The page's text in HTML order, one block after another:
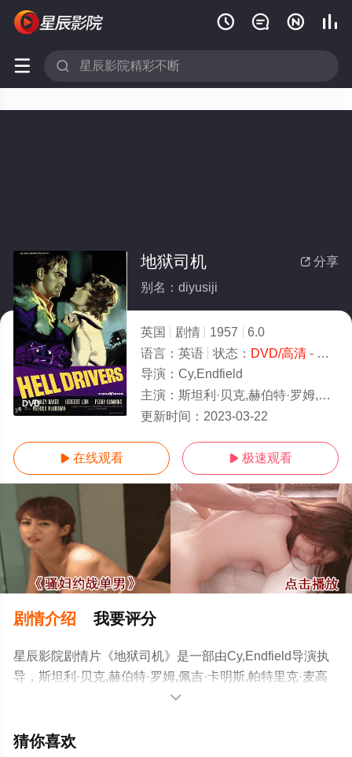
   
 
DVD
 分享
地狱司机
别名：diyusiji
英国 剧情 1957
6.0
语言： 英语 状态： DVD/高清- 免费在线观看
导演： Cy,Endfield
主演： 斯坦利·贝克,赫伯特·罗姆,佩吉·卡明斯,帕特里克·麦高汉,威廉·哈特奈尔,威尔弗里德·劳森
更新时间： 2023-03-22
 在线观看  极速观看
剧情介绍 我要评分
星辰影院剧情片《地狱司机》是一部由Cy,Endfield导演执
导，斯坦利·贝克,赫伯特·罗姆,佩吉·卡明斯,帕特里克·麦高
汉,威廉·哈特奈尔,威尔弗里德·劳森等演员精彩演绎的英国
影视，更多相关信息可移步至豆瓣电影、电视猫或剧情网

猜你喜欢